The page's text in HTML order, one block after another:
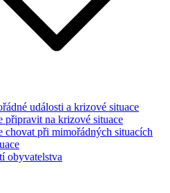
události a krizové situace
připravit na krizové situace
chovat při mimořádných situacích
obyvatelstva